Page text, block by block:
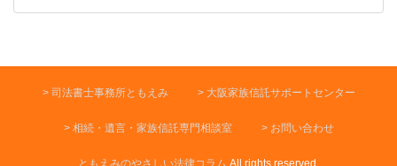
司法書士事務所ともえみ 大阪家族信託サポートセンター
相続・遺言・家族信託専門相談室 お問い合わせ
ともえみのやさしい法律コラム All rights reserved.